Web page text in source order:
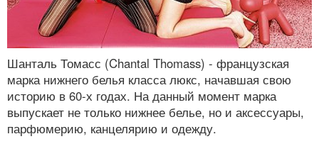
Шанталь Томасс (Chantal Thomass) - французская
марка нижнего белья класса люкс, начавшая свою
историю в 60-х годах. На данный момент марка
выпускает не только нижнее белье, но и аксессуары,
парфюмерию, канцелярию и одежду.